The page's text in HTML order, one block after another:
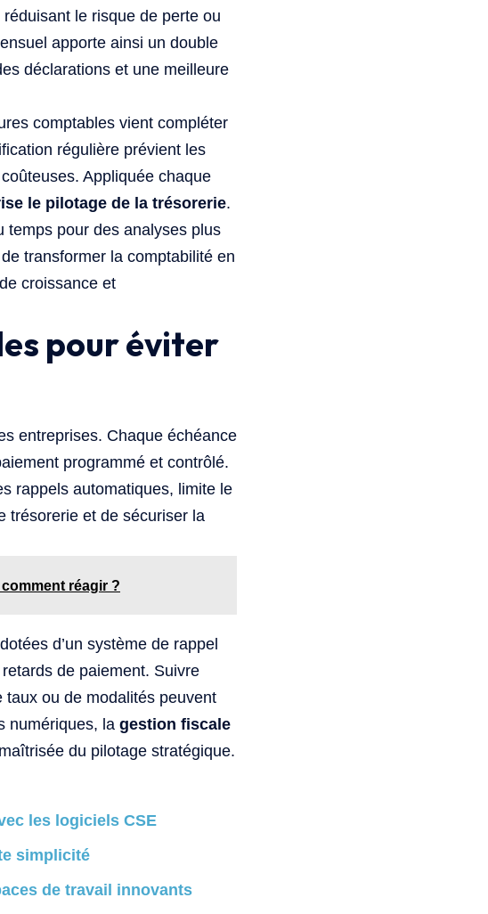
le risque de perte ou
apporte ainsi un double
déclarations et une meilleure
comptables vient compléter
régulière prévient les
Appliquée chaque
le pilotage de la trésorerie.
temps pour des analyses plus
transformer la comptabilité en
croissance et
pour éviter
entreprises. Chaque échéance
programmé et contrôlé.
rappels automatiques, limite le
trésorerie et de sécuriser la
réagir ?
d’un système de rappel
de paiement. Suivre
taux ou de modalités peuvent
numériques, la gestion fiscale
du pilotage stratégique.
les logiciels CSE
simplicité
de travail innovants